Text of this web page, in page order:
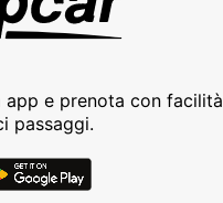
app e prenota con facilità
passaggi.